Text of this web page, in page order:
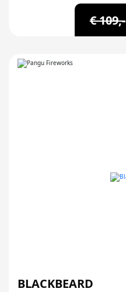
€ 109,-
BLACKBEARD